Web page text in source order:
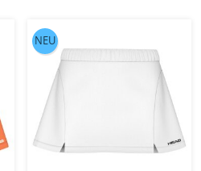
NEU